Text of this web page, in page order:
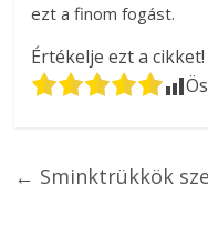
ezt a finom fogást.
Értékelje ezt a cikket!
← Sminktrükkök